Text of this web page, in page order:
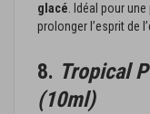
glacé. Idéal pour
prolonger l’esprit de
8. Tropical
(10ml)